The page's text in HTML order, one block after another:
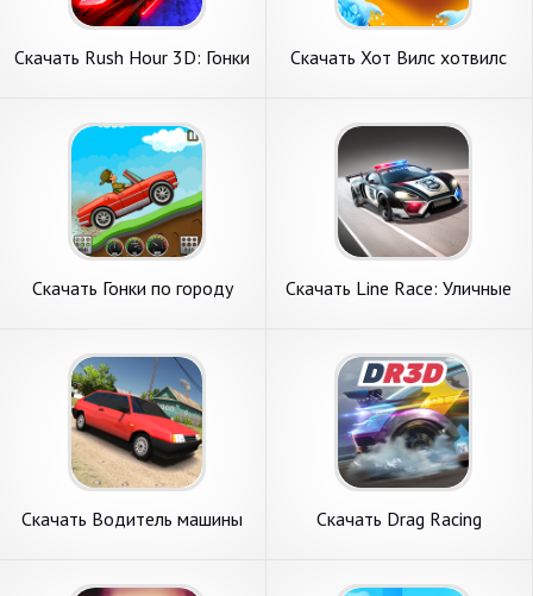
Скачать Rush Hour 3D: Гонки
на Андроид
Скачать Хот Вилс хотвилс
Андроид
Скачать Гонки по городу
Скачать Line Race: Уличные
Скачать Водитель машины
Андроид
Скачать Drag Racing
на Андроид